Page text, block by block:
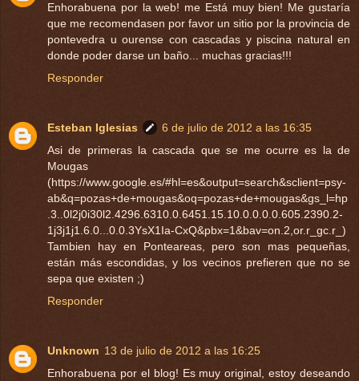
Enhorabuena por la web! me Está muy bien! Me gustaría
que me recomendasen por favor un sitio por la provincia de
pontevedra u ourense con cascadas y piscina natural en
donde poder darse un baño... muchas gracias!!!
Responder
Esteban Iglesias
6 de julio de 2012 a las 16:35
Asi de primeras la cascada que se me ocurre es la de
Mougas
(https://www.google.es/#hl=es&output=search&sclient=psy-
ab&q=pozas+de+mougas&oq=pozas+de+mougas&gs_l=hp
.3..0l2j0i30l2.4296.6310.0.6451.15.10.0.0.0.0.605.2390.2-
1j3j1j1.6.0...0.0.3YsX1Ia-CxQ&pbx=1&bav=on.2,or.r_gc.r_)
Tambien hay en Ponteareas, pero son mas pequeñas,
están más escondidas, y los vecinos prefieren que no se
sepa que existen ;)
Responder
Unknown 13 de julio de 2012 a las 16:25
Enhorabuena por el blog! Es muy original, estoy deseando